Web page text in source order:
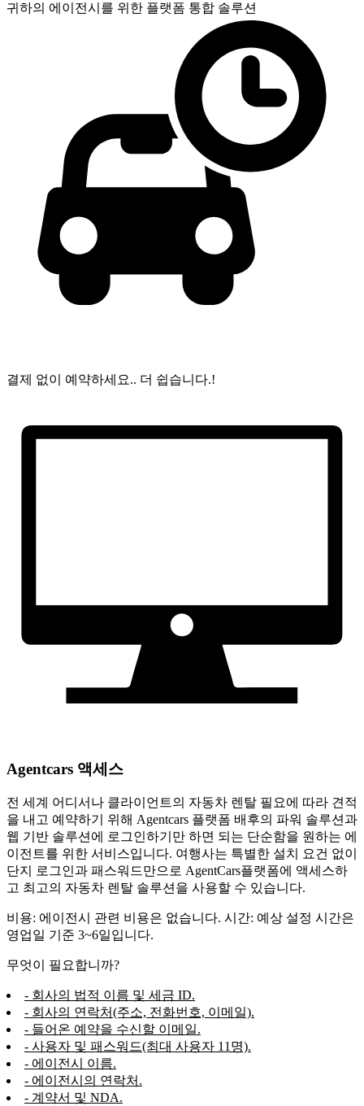
귀하의 에이전시를 위한 플랫폼 통합 솔루션
결제 없이 예약하세요.. 더 쉽습니다.!
Agentcars 액세스
전 세계 어디서나 클라이언트의 자동차 렌탈 필요에 따라 견적
을 내고 예약하기 위해 Agentcars 플랫폼 배후의 파워 솔루션과
웹 기반 솔루션에 로그인하기만 하면 되는 단순함을 원하는 에
이전트를 위한 서비스입니다. 여행사는 특별한 설치 요건 없이
단지 로그인과 패스워드만으로 AgentCars플랫폼에 액세스하
고 최고의 자동차 렌탈 솔루션을 사용할 수 있습니다.
비용: 에이전시 관련 비용은 없습니다. 시간: 예상 설정 시간은
영업일 기준 3~6일입니다.
무엇이 필요합니까?
- 회사의 법적 이름 및 세금 ID.
- 회사의 연락처(주소, 전화번호, 이메일).
- 들어온 예약을 수신할 이메일.
- 사용자 및 패스워드(최대 사용자 11명).
- 에이전시 이름.
- 에이전시의 연락처.
- 계약서 및 NDA.